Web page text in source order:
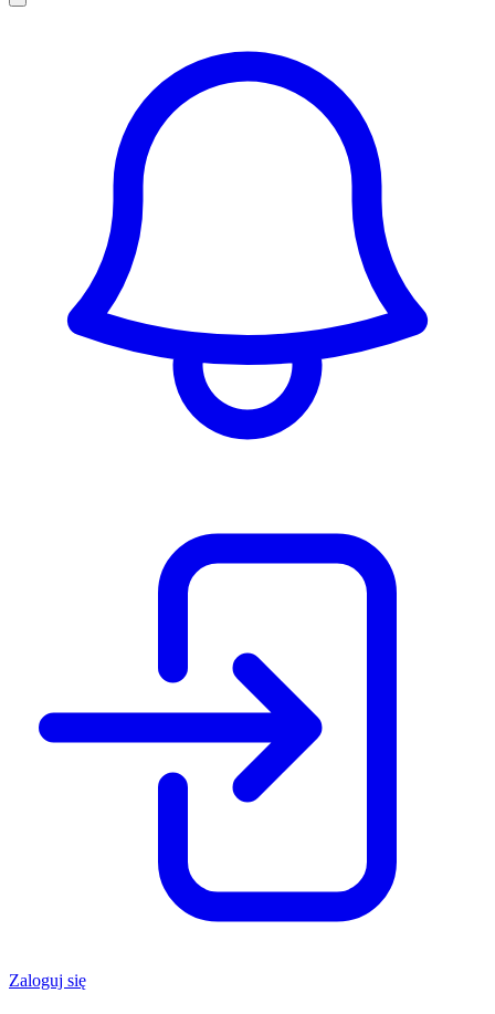
Zaloguj się